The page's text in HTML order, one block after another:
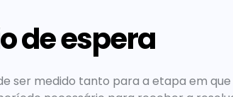
de espera
ser medido tanto para a etapa em